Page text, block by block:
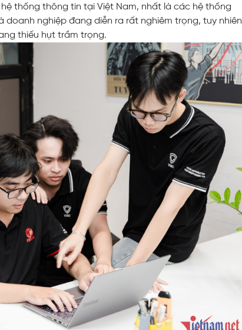
thống thông tin tại Việt Nam, nhất là các hệ thống
nghiệp đang diễn ra rất nghiêm trọng, tuy nhiên
thiếu hụt trầm trọng.
Web Toàn Diện
VPS Việt Nam
Thiết Kế Hệ Thống Mạng Doanh
Nghiệp Cho Quán Net